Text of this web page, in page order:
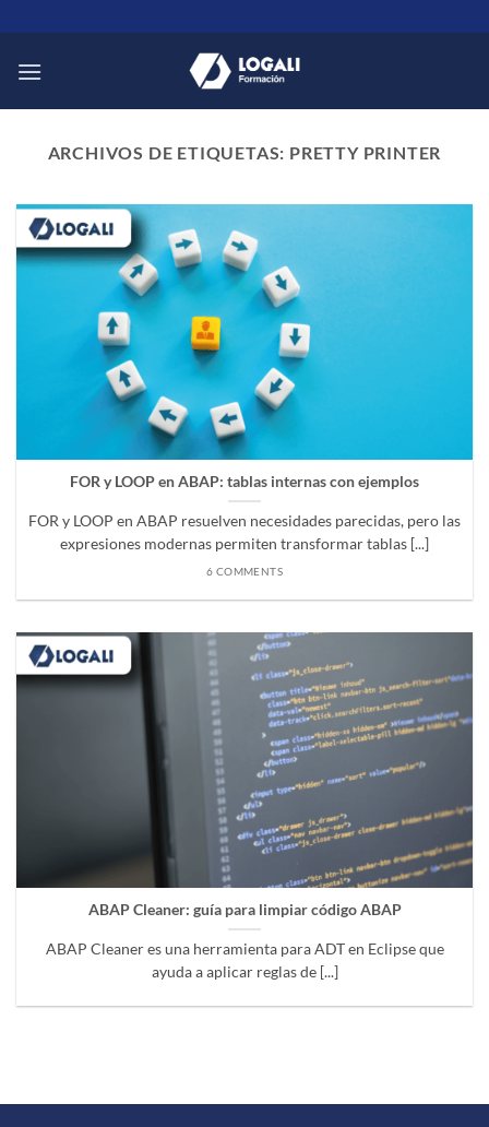
al
contenido
ARCHIVOS DE ETIQUETAS: PRETTY PRINTER
FOR y LOOP en ABAP: tablas internas con ejemplos
FOR y LOOP en ABAP resuelven necesidades parecidas, pero las
expresiones modernas permiten transformar tablas [...]
6 COMMENTS
ABAP Cleaner: guía para limpiar código ABAP
ABAP Cleaner es una herramienta para ADT en Eclipse que
ayuda a aplicar reglas de [...]